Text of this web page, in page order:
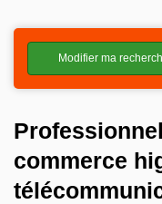
Vendre
Estimation
Notre agence
Partenaires
Modifier ma
commerce